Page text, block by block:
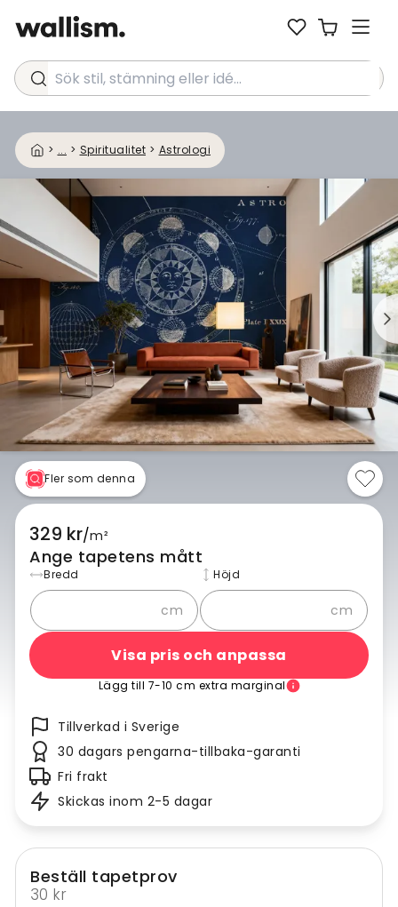
Sök stil, stämning eller idé...
> ... > Spiritualitet > Astrologi
Fler som denna
329 kr/m²
Ange tapetens mått
Bredd
cm
Höjd
cm
Visa pris och anpassa
Lägg till 7-10 cm extra marginal
Tillverkad i Sverige
30 dagars pengarna-tillbaka-garanti
Fri frakt
Skickas inom 2-5 dagar
Beställ tapetprov
30 kr